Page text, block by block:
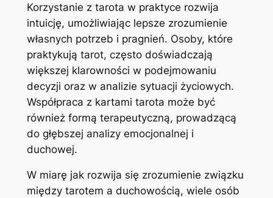
Korzystanie z tarota w praktyce rozwija
intuicję, umożliwiając lepsze zrozumienie
własnych potrzeb i pragnień. Osoby, które
praktykują tarot, często doświadczają
większej klarowności w podejmowaniu
decyzji oraz w analizie sytuacji życiowych.
Współpraca z kartami tarota może być
również formą terapeutyczną, prowadzącą
do głębszej analizy emocjonalnej i
duchowej.
W miarę jak rozwija się zrozumienie związku
między tarotem a duchowością, wiele osób